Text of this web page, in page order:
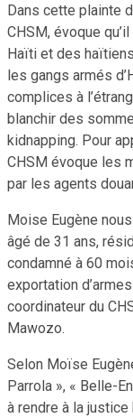
Dans cette plainte
CHSM, évoque
Haïti et des
les gangs armés
complices à
blanchir des
kidnapping. Pour
CHSM évoque les
par les agents
Moise Eugène
âgé de 31 ans,
condamné à 60
exportation
coordinateur du
Mawozo.
Selon Moïse
Parrola », « Belle-
à rendre à la justice